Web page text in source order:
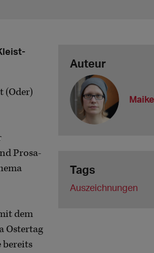
(Oder)
Prosa-
dem
Ostertag
bereits
Auteur
Tags
Auszeichnungen